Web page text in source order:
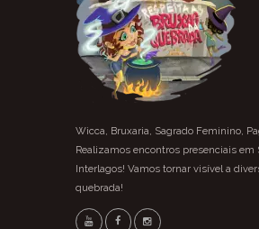
Wicca, Bruxaria, Sagrado Feminino,
Realizamos encontros presenciais em
Interlagos! Vamos tornar visível a
quebrada!